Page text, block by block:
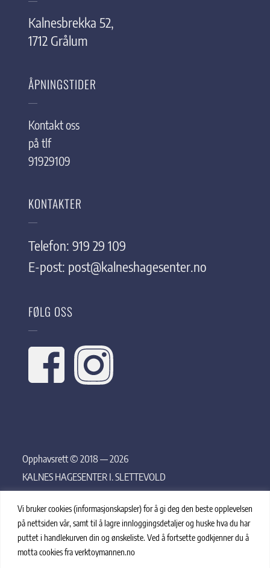
Vi bruker cookies (informasjonskapsler) for å gi deg den beste opplevelsen
på nettsiden vår, samt til å lagre innloggingsdetaljer og huske hva du har
puttet i handlekurven din og ønskeliste. Ved å fortsette godkjenner du å
motta cookies fra verktoymannen.no
Kalnesbrekka 52,
1712 Grålum
ÅPNINGSTIDER
Kontakt oss
på tlf
91929109
KONTAKTER
Telefon: 919 29 109
E-post: post@kalneshagesenter.no
FØLG OSS
Opphavsrett © 2018 — 2026
KALNES HAGESENTER I. SLETTEVOLD